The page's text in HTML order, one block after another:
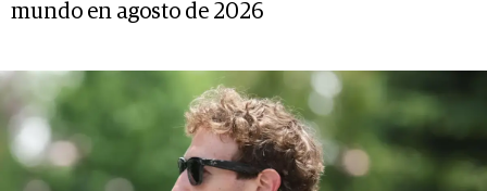
mundo en agosto de 2026